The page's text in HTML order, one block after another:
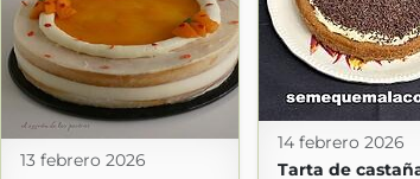
14 febrero 2026
Tarta de
13 febrero 2026